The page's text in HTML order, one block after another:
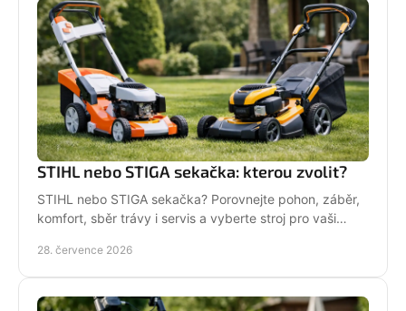
STIHL nebo STIGA sekačka: kterou zvolit?
STIHL nebo STIGA sekačka? Porovnejte pohon, záběr,
komfort, sběr trávy i servis a vyberte stroj pro vaši
28. července 2026